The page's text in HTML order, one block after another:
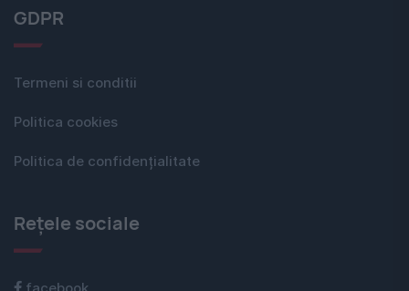
GDPR
Termeni si conditii
Politica cookies
Politica de confidențialitate
Rețele sociale